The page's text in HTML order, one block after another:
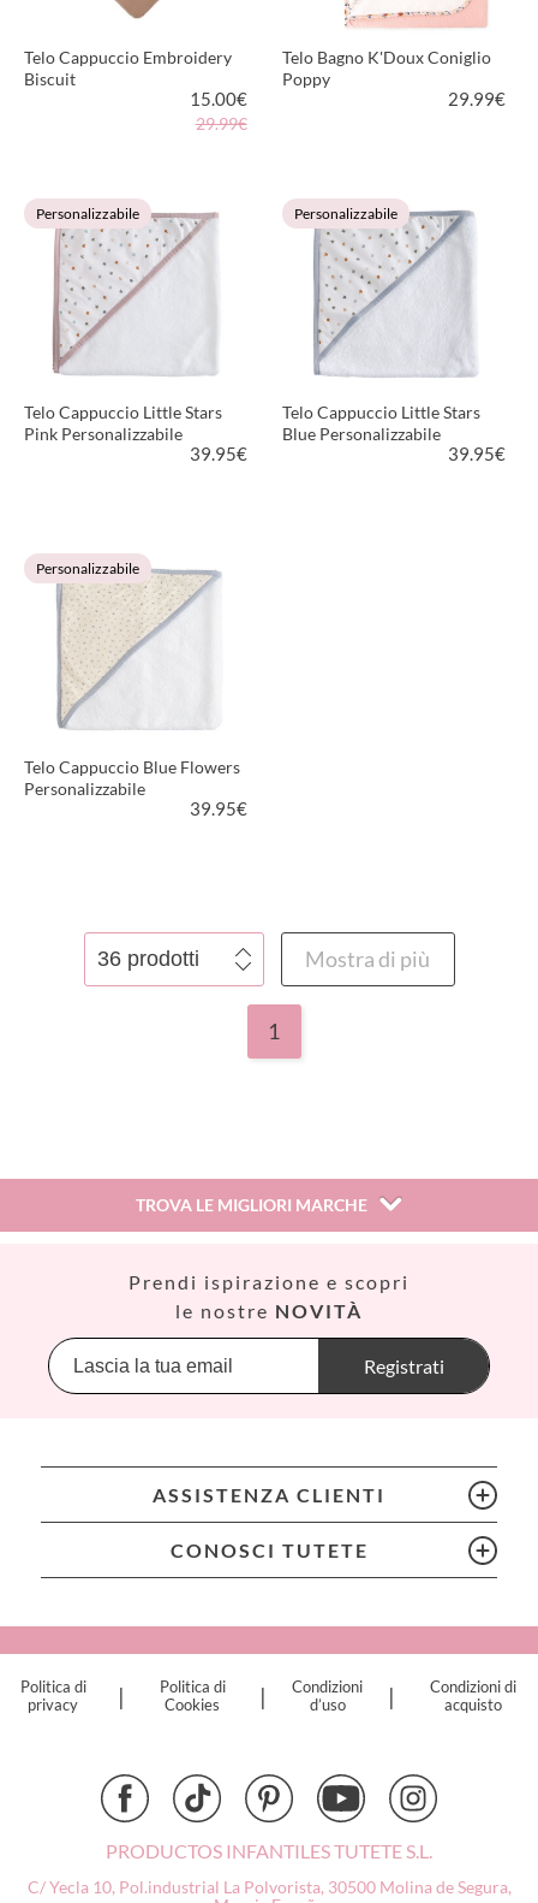
Telo Cappuccio Embroidery
Biscuit
15.00€
29.99€
VEDI PRODOTTO
Telo Bagno K'Doux Coniglio
Poppy
29.99€
VEDI PRODOTTO
Personalizzabile
Telo Cappuccio Little Stars
Pink Personalizzabile
39.95€
VEDI PRODOTTO
Personalizzabile
Telo Cappuccio Little Stars
Blue Personalizzabile
39.95€
Personalizzabile
Telo Cappuccio Blue Flowers
Personalizzabile
39.95€
Mostra di più
1
TROVA LE MIGLIORI MARCHE
Banwood
BIBS
Cristina de Jos'h
Djeco
Prendi ispirazione e scopri
le nostre NOVITÀ
Registrati
ASSISTENZA CLIENTI
CONOSCI TUTETE
Politica di
privacy
|
Politica di
Cookies
|
Condizioni
d’uso
|
Condizioni di
acquisto
PRODUCTOS INFANTILES TUTETE S.L.
C/ Yecla 10, Pol.industrial La Polvorista, 30500 Molina de Segura,